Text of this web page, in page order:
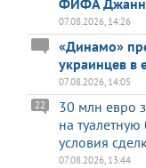
ФИФА
07.08.2026, 14:26
«Динамо»
украинцев в
07.08.2026, 14:05
30 млн евро
на
условия
22
07.08.2026, 13:44